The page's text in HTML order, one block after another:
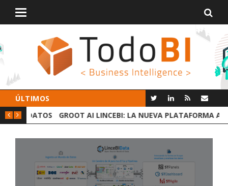
Alternar
ÚLTIMOS
GROOT AI LINCEBI: LA NUEVA PLATAFORMA